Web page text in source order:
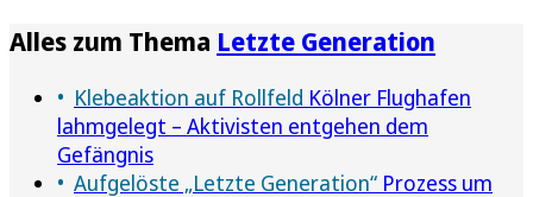
Alles zum Thema Letzte Generation
Klebeaktion auf Rollfeld Kölner Flughafen
lahmgelegt – Aktivisten entgehen dem
Gefängnis
Aufgelöste „Letzte Generation“ Prozess um